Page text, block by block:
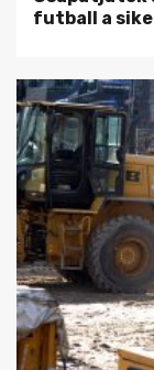
futball a